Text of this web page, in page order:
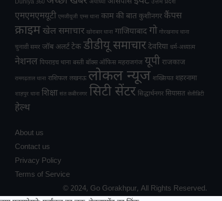
Duniya 360 अयोध्या उत्तम प्रदेश
एमएमएमयूटी एमजीयूजी एम्स थाना काम की बात कुशीनगर कैंपस
क्राइमखेल समाचार खोराबार थाना गाजियाबादगो गोरखनाथ थाना
चुनावी समर जॉब अलर्ट टेक डीडीयू समाचार देवरिया धर्म-अध्यात्म
नेशनल पिपराइच थाना बस्ती बॉक्स ऑफिस महराजगंज यूपी राजकाज
रामगढ़ताल थाना राशिफल लखनऊ लोकल न्यूज शख्सियत शहरनामा
शाहपुर थाना शिक्षा संत कबीरनगर सिटी सेंटर सिद्धार्थनगर सियासत सेलीब्रिटी
हेल्थ
About us
Contact us
Privacy Policy
Terms of Service
© 2024, Go Gorakhpur, All Rights Reserved.